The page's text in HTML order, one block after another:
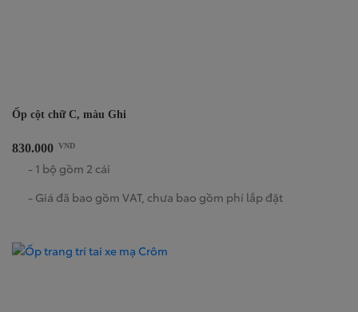
Ốp cột chữ C, màu Ghi
830.000 VND
- 1 bộ gồm 2 cái
- Giá đã bao gồm VAT, chưa bao gồm phí lắp đặt